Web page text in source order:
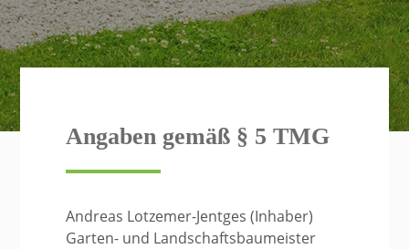
Angaben gemäß § 5 TMG
Andreas Lotzemer-Jentges (Inhaber)
Garten- und Landschaftsbaumeister